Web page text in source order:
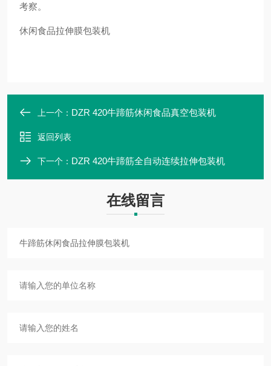
考察。
休闲食品拉伸膜包装机
上一个： DZR 420牛蹄筋休闲食品真空包装机
返回列表
下一个： DZR 420牛蹄筋全自动连续拉伸包装机
在线留言